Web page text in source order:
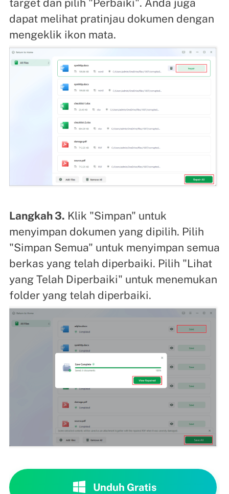
target dan pilih "Perbaiki". Anda juga
dapat melihat pratinjau dokumen dengan
mengeklik ikon mata.
Langkah 3. Klik "Simpan" untuk
menyimpan dokumen yang dipilih. Pilih
"Simpan Semua" untuk menyimpan semua
berkas yang telah diperbaiki. Pilih "Lihat
yang Telah Diperbaiki" untuk menemukan
folder yang telah diperbaiki.
Unduh Gratis